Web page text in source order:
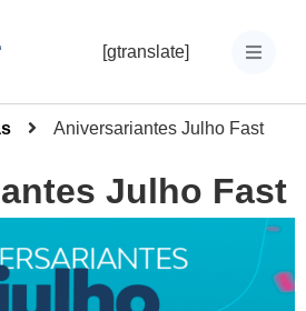
[gtranslate]
Aniversariantes Julho Fast
Julho Fast